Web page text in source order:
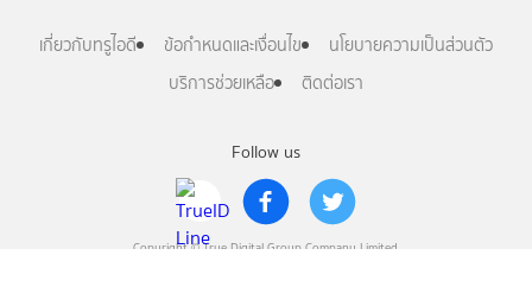
Follow us
Copyright © True Digital Group Company Limited.
เกี่ยวกับทรูไอดี ข้อกำหนดและเงื่อนไข
นโยบายความเป็นส่วนตัว
บริการช่วยเหลือ
ติดต่อเรา